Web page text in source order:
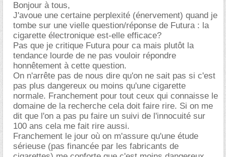
Bonjour à tous,
J'avoue une certaine perplexité (énervement) quand je
tombe sur une vielle question/réponse de Futura : la
cigarette électronique est-elle efficace?
Pas que je critique Futura pour ca mais plutôt la
tendance lourde de ne pas vouloir répondre
honnêtement à cette question.
On n'arrête pas de nous dire qu'on ne sait pas si c'est
pas plus dangereux ou moins qu'une cigarette
normale. Franchement pour tout ceux qui connaisse le
domaine de la recherche cela doit faire rire. Si on me
dit que l'on a pas pu faire un suivi de l'innocuité sur
100 ans cela me fait rire aussi.
Franchement le jour où on m'assure qu'une étude
sérieuse (pas financée par les fabricants de